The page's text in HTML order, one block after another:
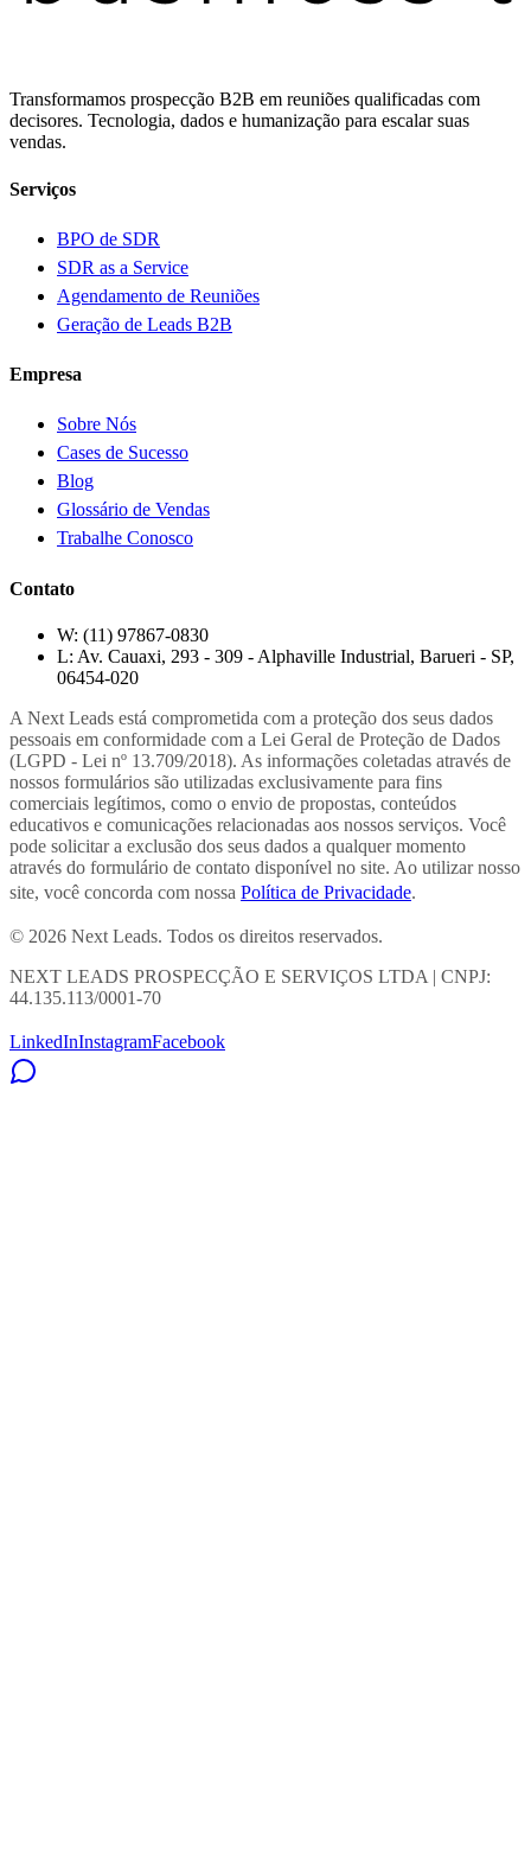
Transformamos prospecção B2B em reuniões qualificadas com
decisores. Tecnologia, dados e humanização para escalar suas
vendas.
Serviços
BPO de SDR
SDR as a Service
Agendamento de Reuniões
Geração de Leads B2B
Empresa
Sobre Nós
Cases de Sucesso
Blog
Glossário de Vendas
Trabalhe Conosco
Contato
W: (11) 97867-0830
L: Av. Cauaxi, 293 - 309 - Alphaville Industrial, Barueri - SP,
06454-020
A Next Leads está comprometida com a proteção dos seus dados
pessoais em conformidade com a Lei Geral de Proteção de Dados
(LGPD - Lei nº 13.709/2018). As informações coletadas através de
nossos formulários são utilizadas exclusivamente para fins
comerciais legítimos, como o envio de propostas, conteúdos
educativos e comunicações relacionadas aos nossos serviços. Você
pode solicitar a exclusão dos seus dados a qualquer momento
através do formulário de contato disponível no site. Ao utilizar nosso
site, você concorda com nossa Política de Privacidade.
© 2026 Next Leads. Todos os direitos reservados.
NEXT LEADS PROSPECÇÃO E SERVIÇOS LTDA | CNPJ:
44.135.113/0001-70
LinkedInInstagramFacebook